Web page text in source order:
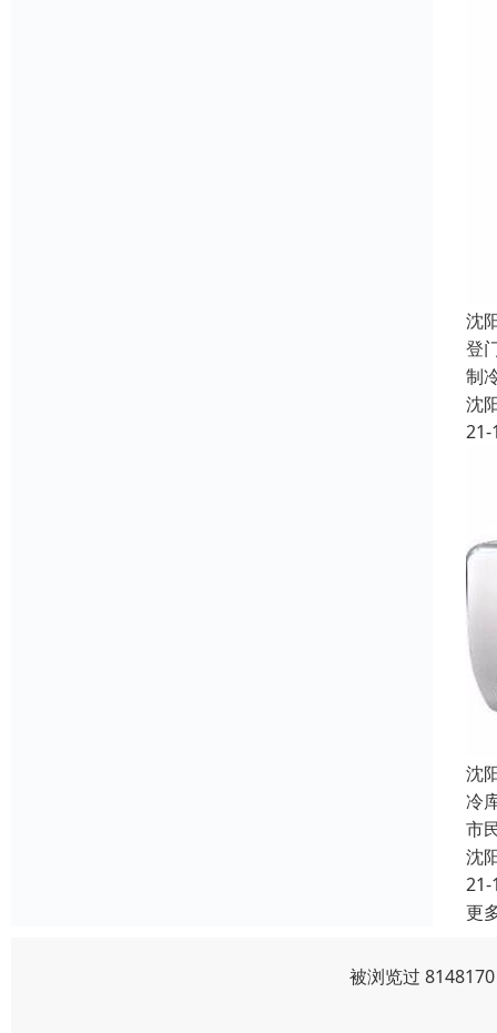
沈
登
制
沈
21-
沈
冷
市
沈
21-
更
被浏览过